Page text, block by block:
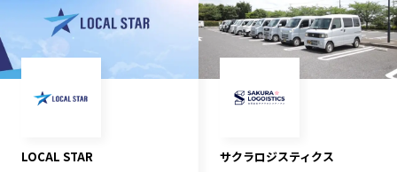
LOCAL STAR
サクラロジスティクス